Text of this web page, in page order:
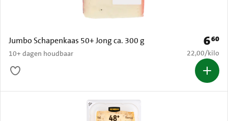
Jumbo Schapenkaas 50+ Jong ca. 300 g
10+ dagen houdbaar
Prijs:
660
€ 22,00 per
22,00/kilo